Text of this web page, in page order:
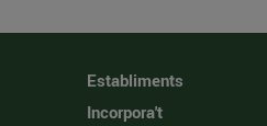
Establiments
Incorpora't